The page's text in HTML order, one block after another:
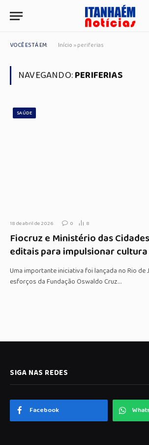
VOCÊ ESTÁ EM: Início »periferias
NAVEGANDO:PERIFERIAS
SAÚDE
18 de abril de 2026 0 8
Fiocruz e Ministério das
editais para impulsionar
Uma importante iniciativa foi lançada no Rio de
esforços da Fundação Oswaldo Cruz…
SIGA NAS REDES
Facebook